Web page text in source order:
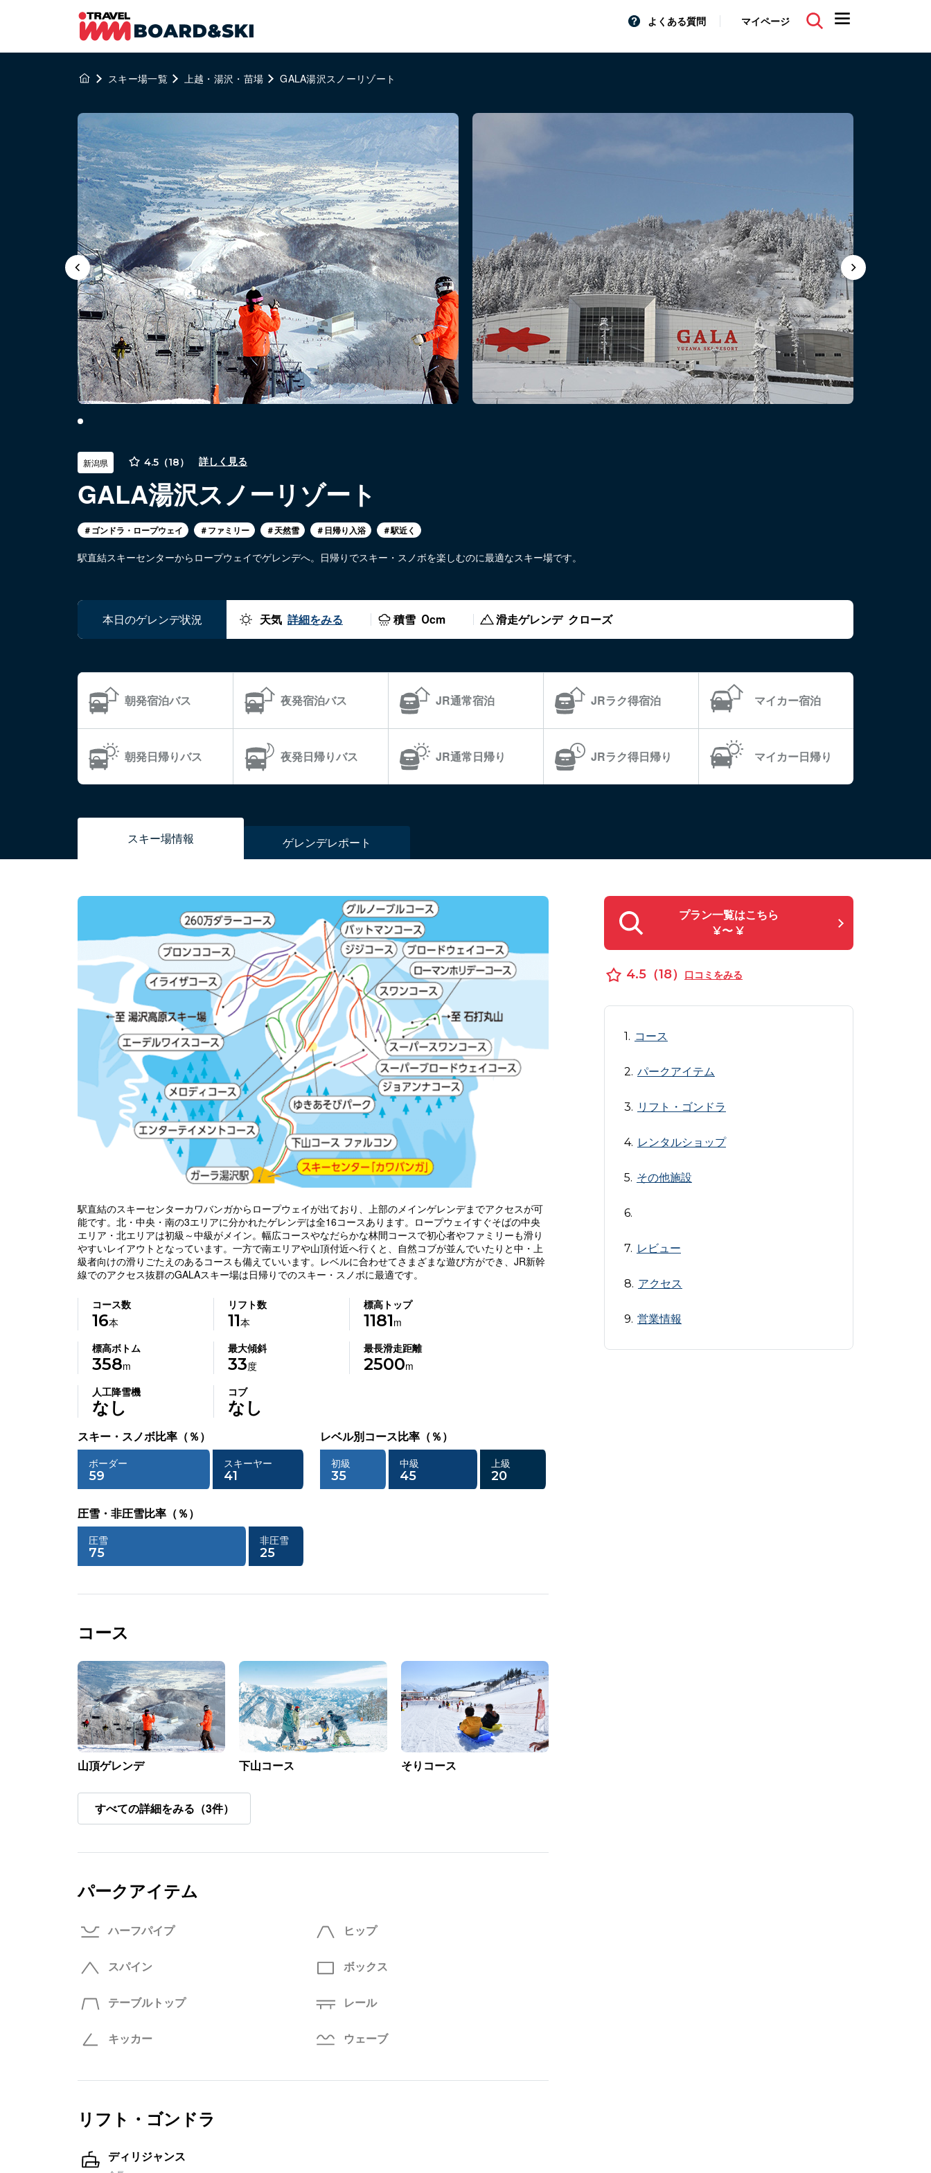
よくある質問 マイページ
スキー場一覧 上越・湯沢・苗場 GALA湯沢スノーリゾート
新潟県 4.5（18） 詳しく見る
GALA湯沢スノーリゾート
＃ゴンドラ・ロープウェイ ＃ファミリー ＃天然雪 ＃日帰り入浴 ＃駅近く
駅直結スキーセンターからロープウェイでゲレンデへ。日帰りでスキー・スノボを楽しむのに最適なスキー場です。
本日のゲレンデ状況 天気 詳細をみる 積雪 0cm 滑走ゲレンデ クローズ
朝発宿泊バス 夜発宿泊バス JR通常宿泊 JRラク得宿泊 マイカー宿泊
朝発日帰りバス 夜発日帰りバス JR通常日帰り JRラク得日帰り マイカー日帰り
スキー場情報 ゲレンデレポート
駅直結のスキーセンターカワバンガからロープウェイが出ており、上部のメインゲレンデまでアクセスが可
能です。北・中央・南の3エリアに分かれたゲレンデは全16コースあります。ロープウェイすぐそばの中央
エリア・北エリアは初級～中級がメイン。幅広コースやなだらかな林間コースで初心者やファミリーも滑り
やすいレイアウトとなっています。一方で南エリアや山頂付近へ行くと、自然コブが並んでいたりと中・上
級者向けの滑りごたえのあるコースも備えていいます。レベルに合わせてさまざまな遊び方ができ、JR新幹
線でのアクセス抜群のGALAスキー場は日帰りでのスキー・スノボに最適です。
コース数
16本
リフト数
11本
標高トップ
1181m
標高ボトム
358m
最大傾斜
33度
最長滑走距離
2500m
人工降雪機
なし
コブ
なし
スキー・スノボ比率（％）
ボーダー
59
スキーヤー
41
レベル別コース比率（％）
初級
35
中級
45
上級
20
圧雪・非圧雪比率（％）
圧雪
75
非圧雪
25
コース
山頂ゲレンデ 下山コース そりコース
すべての詳細をみる（3件）
パークアイテム
ハーフパイプ ヒップ
スパイン ボックス
テーブルトップ レール
キッカー ウェーブ
リフト・ゴンドラ
ディリジャンス
プラン一覧はこちら
¥〜 ¥
4.5（18） 口コミをみる
コース
パークアイテム
リフト・ゴンドラ
レンタルショップ
その他施設
レビュー
アクセス
営業情報